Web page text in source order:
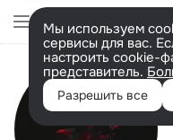
Мы используем
сервисы для вас.
настроить cookie-
представитель.
Разрешить все